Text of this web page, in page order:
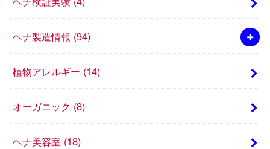
ヘナ製造情報 (94)
植物アレルギー (14)
オーガニック (8)
ヘナ美容室 (18)